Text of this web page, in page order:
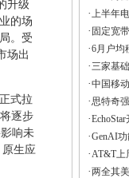
升级
的场
。受
场出
式拉
逐步
响未
生应
·上半年
· 固定宽
·6月户均
·三家基
·中国移
·思特奇
·
·GenAI
·AT&T上
·两全其